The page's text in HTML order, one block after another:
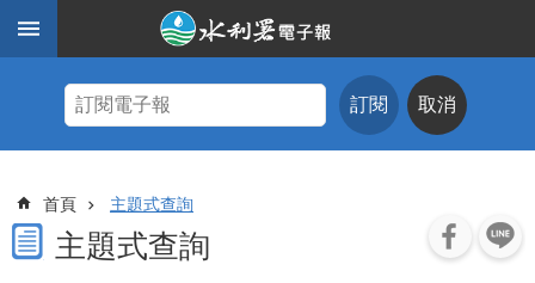
跳到主要內容區塊
題
式
查
訂閱 取消
首頁 主題式查詢
主題式查詢